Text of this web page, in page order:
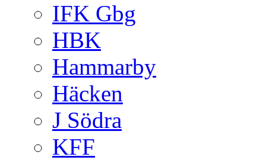
IFK Gbg
HBK
Hammarby
Häcken
J Södra
KFF